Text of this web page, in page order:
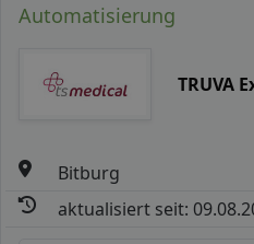
Automatisierung
TRUVA
Bitburg
aktualisiert seit: